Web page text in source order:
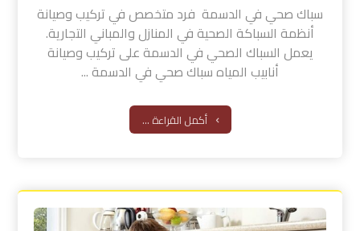
سباك صحي في الدسمة فرد متخصص في تركيب وصيانة
أنظمة السباكة الصحية في المنازل والمباني التجارية.
يعمل السباك الصحي في الدسمة على تركيب وصيانة
أنابيب المياه سباك صحي في الدسمة ...
أكمل القراءة ...